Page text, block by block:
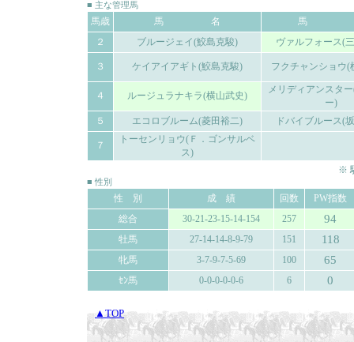
■ 主な管理馬
馬歳 馬 名
馬
２
ブルージェイ(鮫島克駿) ヴァルフォース(
３ ケイアイアギト(鮫島克駿) フクチャンショウ(
４ ルージュラナキラ(横山武史)
メリディアンスタ
ー)
５
エコロブルーム(菱田裕二) ドバイブルース(
７
トーセンリョウ(Ｆ．ゴンサルベ
ス)
※
■ 性別
性 別 成 績 回数
PW指数
総合
30-21-23-15-14-154 257 94
牡馬 27-14-14-8-9-79 151 118
牝馬 3-7-9-7-5-69 100 65
ｾﾝ馬 0-0-0-0-0-6 6 0
▲TOP